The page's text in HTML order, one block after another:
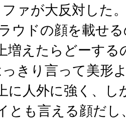
ァが大反対した
ウドの顔を載せ
増えたらどーする
きり言って美形
に人外に強く、
とも言える顔だ